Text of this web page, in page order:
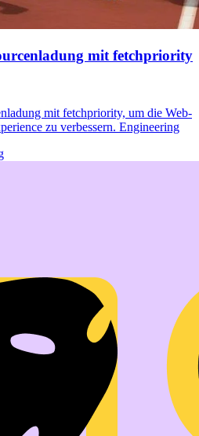
mit fetchpriority
mit fetchpriority, um die Web-
zu verbessern. Engineering